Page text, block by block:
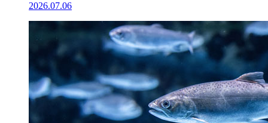
2026.07.06